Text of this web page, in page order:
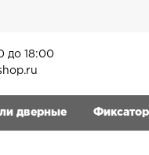
до 18:00
дверные